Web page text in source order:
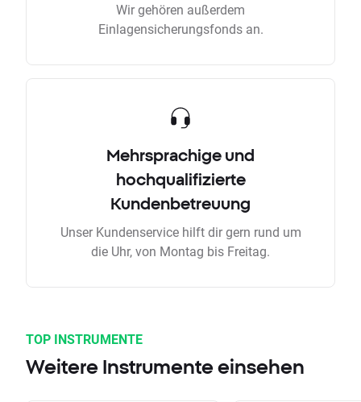
Wir gehören außerdem
Einlagensicherungsfonds an.
Mehrsprachige und
hochqualifizierte
Kundenbetreuung
Unser Kundenservice hilft dir gern rund um
die Uhr, von Montag bis Freitag.
TOP INSTRUMENTE
Weitere Instrumente einsehen